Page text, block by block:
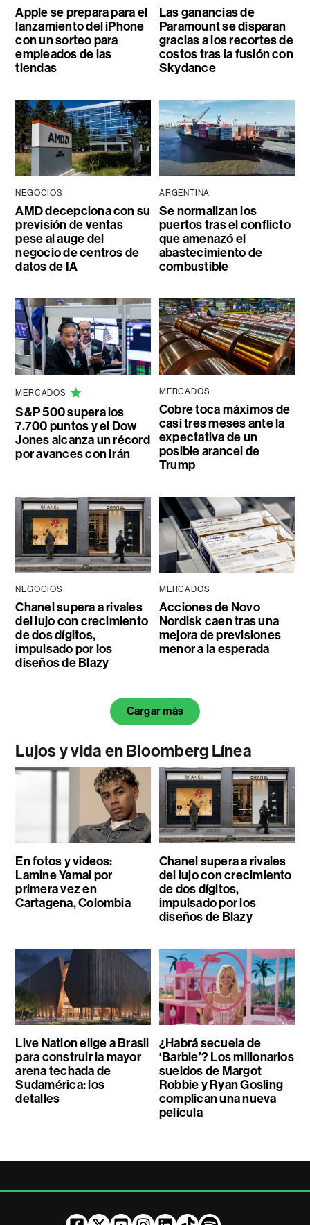
Apple se prepara para el
lanzamiento del iPhone
con un sorteo para
empleados de las
tiendas
Las ganancias de
Paramount se disparan
gracias a los recortes de
costos tras la fusión con
Skydance
NEGOCIOS
AMD decepciona con su
previsión de ventas
pese al auge del
negocio de centros de
datos de IA
ARGENTINA
Se normalizan los
puertos tras el conflicto
que amenazó el
abastecimiento de
combustible
MERCADOS
S&P 500 supera los
7.700 puntos y el Dow
Jones alcanza un récord
por avances con Irán
MERCADOS
Cobre toca máximos de
casi tres meses ante la
expectativa de un
posible arancel de
Trump
NEGOCIOS
Chanel supera a rivales
del lujo con crecimiento
de dos dígitos,
impulsado por los
diseños de Blazy
MERCADOS
Acciones de Novo
Nordisk caen tras una
mejora de previsiones
menor a la esperada
Cargar más
Lujos y vida en Bloomberg Línea
En fotos y videos:
Lamine Yamal por
primera vez en
Cartagena, Colombia
Chanel supera a rivales
del lujo con crecimiento
de dos dígitos,
impulsado por los
diseños de Blazy
Live Nation elige a Brasil
para construir la mayor
arena techada de
Sudamérica: los
detalles
¿Habrá secuela de
‘Barbie’? Los millonarios
sueldos de Margot
Robbie y Ryan Gosling
complican una nueva
película